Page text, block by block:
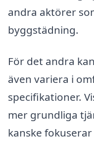
andra aktörer
byggstädning.
För det andra
även variera i
specifikationer.
mer grundliga
kanske